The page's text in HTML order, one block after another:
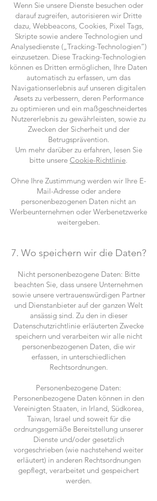
Wenn Sie unsere Dienste besuchen oder
darauf zugreifen, autorisieren wir Dritte
dazu, Webbeacons, Cookies, Pixel Tags,
Skripte sowie andere Technologien und
Analysedienste („Tracking-Technologien“)
einzusetzen. Diese Tracking-Technologien
können es Dritten ermöglichen, Ihre Daten
automatisch zu erfassen, um das
Navigationserlebnis auf unseren digitalen
Assets zu verbessern, deren Performance
zu optimieren und ein maßgeschneidertes
Nutzererlebnis zu gewährleisten, sowie zu
Zwecken der Sicherheit und der
Betrugsprävention.
Um mehr darüber zu erfahren, lesen Sie
bitte unsere Cookie-Richtlinie.
Ohne Ihre Zustimmung werden wir Ihre E-
Mail-Adresse oder andere
personenbezogenen Daten nicht an
Werbeunternehmen oder Werbenetzwerke
weitergeben.
7. Wo speichern wir die Daten?
Nicht personenbezogene Daten: Bitte
beachten Sie, dass unsere Unternehmen
sowie unsere vertrauenswürdigen Partner
und Dienstanbieter auf der ganzen Welt
ansässig sind. Zu den in dieser
Datenschutzrichtlinie erläuterten Zwecke
speichern und verarbeiten wir alle nicht
personenbezogenen Daten, die wir
erfassen, in unterschiedlichen
Rechtsordnungen.
Personenbezogene Daten:
Personenbezogene Daten können in den
Vereinigten Staaten, in Irland, Südkorea,
Taiwan, Israel und soweit für die
ordnungsgemäße Bereitstellung unserer
Dienste und/oder gesetzlich
vorgeschrieben (wie nachstehend weiter
erläutert) in anderen Rechtsordnungen
gepflegt, verarbeitet und gespeichert
werden.